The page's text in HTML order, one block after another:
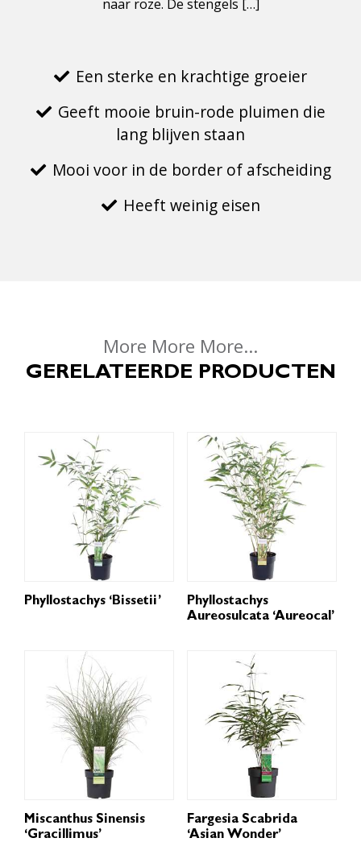
naar roze. De stengels […]
Een sterke en krachtige groeier
Geeft mooie bruin-rode pluimen die
lang blijven staan
Mooi voor in de border of afscheiding
Heeft weinig eisen
More More More...
GERELATEERDE PRODUCTEN
Phyllostachys ‘Bissetii’
Phyllostachys
Aureosulcata ‘Aureocal’
Miscanthus Sinensis
‘Gracillimus’
Fargesia Scabrida
‘Asian Wonder’